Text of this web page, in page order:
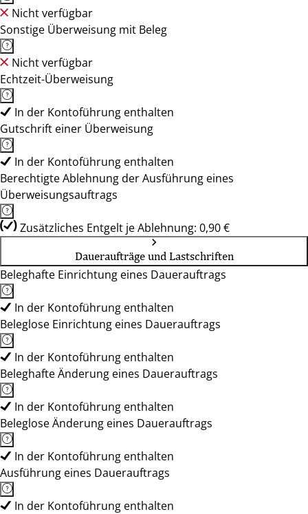
Nicht verfügbar
Sonstige Überweisung mit Beleg
Nicht verfügbar
Echtzeit-Überweisung
In der Kontoführung enthalten
Gutschrift einer Überweisung
In der Kontoführung enthalten
Berechtigte Ablehnung der Ausführung eines
Überweisungsauftrags
Zusätzliches Entgelt je Ablehnung: 0,90 €
Daueraufträge und Lastschriften
Beleghafte Einrichtung eines Dauerauftrags
In der Kontoführung enthalten
Beleglose Einrichtung eines Dauerauftrags
In der Kontoführung enthalten
Beleghafte Änderung eines Dauerauftrags
In der Kontoführung enthalten
Beleglose Änderung eines Dauerauftrags
In der Kontoführung enthalten
Ausführung eines Dauerauftrags
In der Kontoführung enthalten